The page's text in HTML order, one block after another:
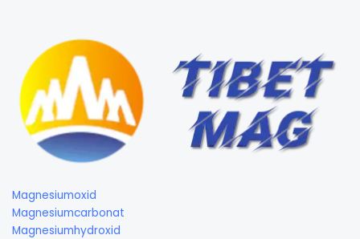
Magnesiumoxid
Magnesiumcarbonat
Magnesiumhydroxid